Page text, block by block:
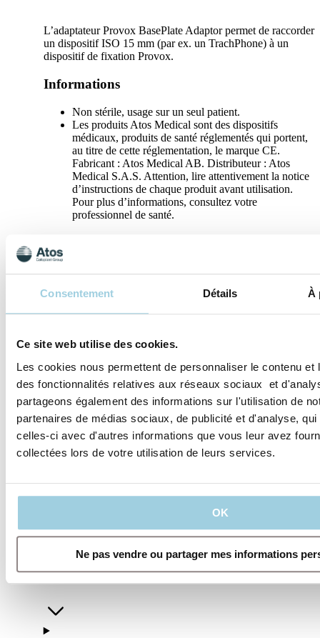
Consentement Détails À
Ce site web utilise des cookies.
Les cookies nous permettent de personnaliser le contenu et
des fonctionnalités relatives aux réseaux sociaux et
partageons également des informations sur l'utilisation de
partenaires de médias sociaux, de publicité et d'analyse,
celles-ci avec d'autres informations que vous leur avez
collectées lors de votre utilisation de leurs services.
OK
Ne pas vendre ou partager mes informations
L’adaptateur Provox BasePlate Adaptor permet de raccorder
un dispositif ISO 15 mm (par ex. un TrachPhone) à un
dispositif de fixation Provox.
Informations
Non stérile, usage sur un seul patient.
Les produits Atos Medical sont des dispositifs
médicaux, produits de santé réglementés qui portent,
au titre de cette réglementation, le marque CE.
Fabricant : Atos Medical AB. Distributeur : Atos
Medical S.A.S. Attention, lire attentivement la notice
d’instructions de chaque produit avant utilisation.
Pour plus d’informations, consultez votre
professionnel de santé.
Spécifications
Nos politiques
L'entreprise